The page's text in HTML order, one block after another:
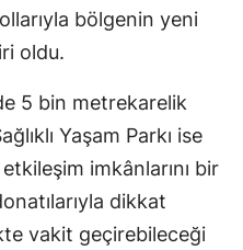
bölgenin yeni
oldu.
5 bin metrekarelik
Yaşam Parkı ise
imkânlarını bir
dikkat
vakit geçirebileceği